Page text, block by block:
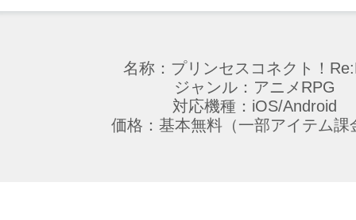
名称：プリンセスコネクト！
ジャンル：アニメRPG
対応機種：iOS/Android
価格：基本無料（一部アイテム課